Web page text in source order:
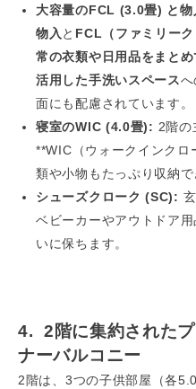
大容量のFCL (3.0畳) と物
物入 と FCL（ファミリー
常の衣類や日用品をまと
活用した手洗いスペース
面にも配慮されています。
寝室のWIC (4.0畳): 2階の
**WIC（ウォークインクロ
類や小物もたっぷり収納で
シューズクローク (SC):
ベビーカーやアウトドア
いに保ちます。
4. 2階に集約された
ナーバルコニー
2階は、3つの子供部屋（各